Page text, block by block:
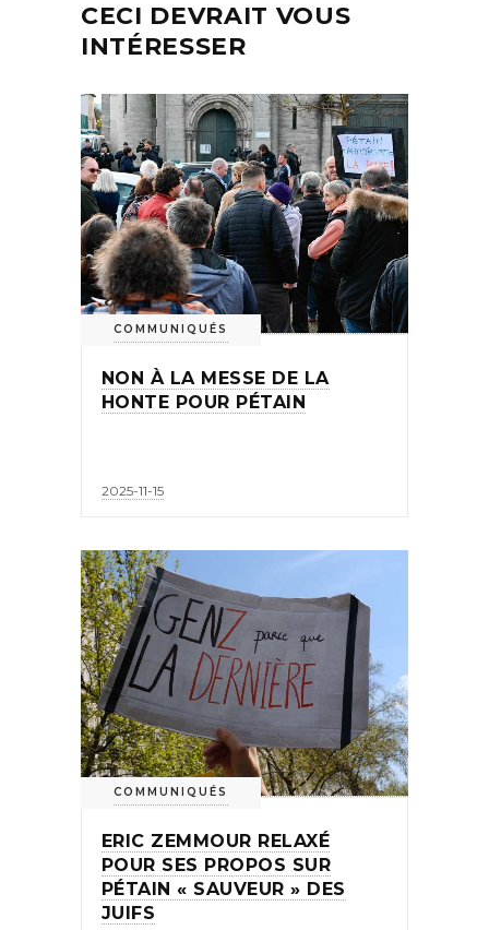
CECI DEVRAIT VOUS
INTÉRESSER
COMMUNIQUÉS
NON À LA MESSE DE LA
HONTE POUR PÉTAIN
2025-11-15
COMMUNIQUÉS
ERIC ZEMMOUR RELAXÉ
POUR SES PROPOS SUR
PÉTAIN « SAUVEUR » DES
JUIFS